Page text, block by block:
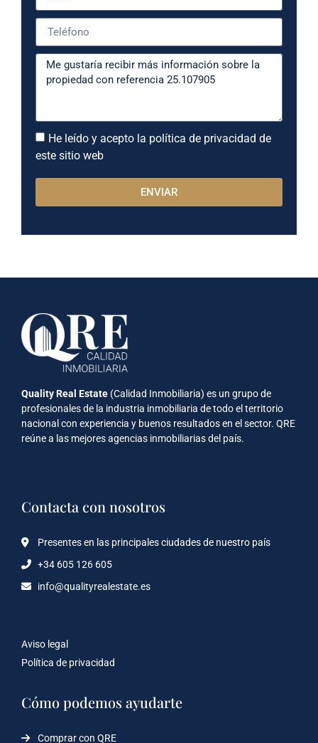
He leído y acepto la política de privacidad de
este sitio web
ENVIAR
Quality Real Estate (Calidad Inmobiliaria) es un grupo de
profesionales de la industria inmobiliaria de todo el territorio
nacional con experiencia y buenos resultados en el sector. QRE
reúne a las mejores agencias inmobiliarias del país.
Contacta con nosotros
Presentes en las principales ciudades de nuestro país
+34 605 126 605
info@qualityrealestate.es
Aviso legal
Política de privacidad
Cómo podemos ayudarte
Comprar con QRE